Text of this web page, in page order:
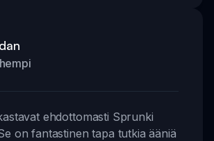
ehdottomasti Sprunki
on fantastinen tapa tutkia ääniä